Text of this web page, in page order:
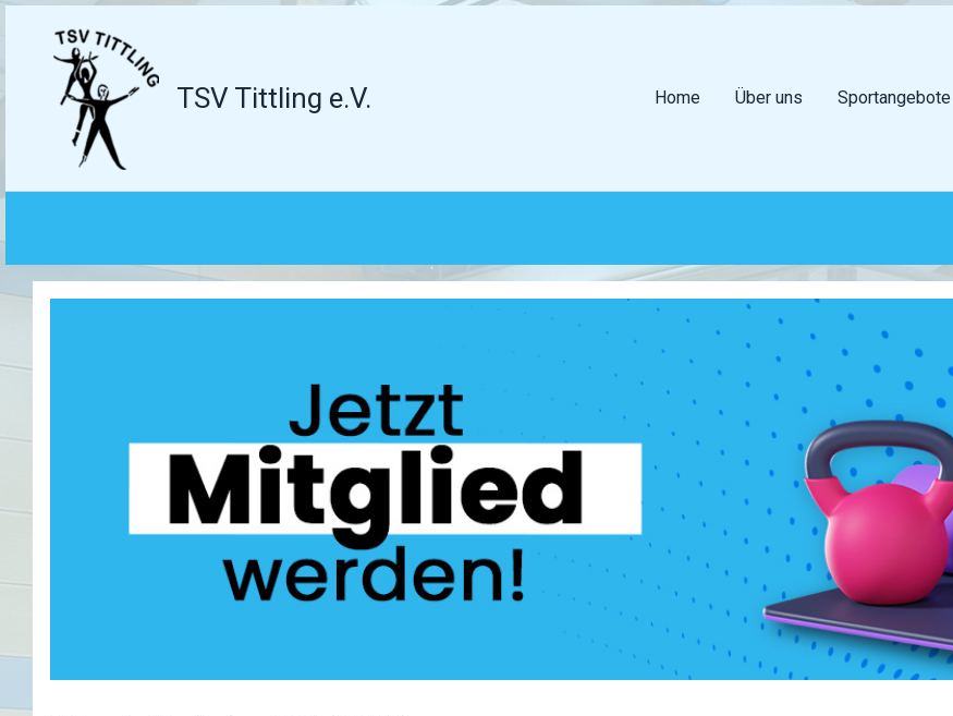
Zum
springen
TSV Tittling e.V. Home Über uns Sportangebote